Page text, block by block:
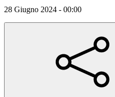
28 Giugno 2024 - 00:00